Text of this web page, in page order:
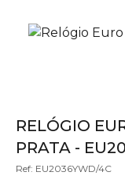
RELÓGIO
PRATA -
Ref: EU2036YWD/4C